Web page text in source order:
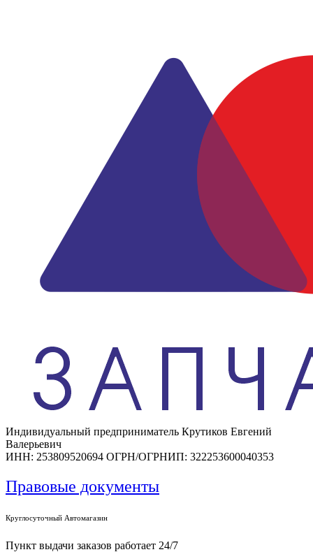
Индивидуальный предприниматель Крутиков Евгений
Валерьевич
ИНН: 253809520694 ОГРН/ОГРНИП: 322253600040353
Правовые документы
Круглосуточный Автомагазин
Пункт выдачи заказов работает 24/7